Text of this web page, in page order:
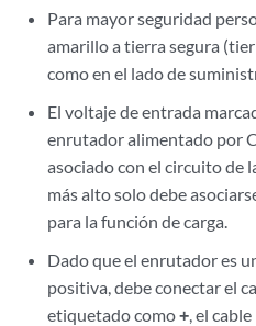
Para mayor seguridad
amarillo a tierra segura
como en el lado de
El voltaje de entrada
enrutador alimentado por
asociado con el circuito de
más alto solo debe
para la función de carga.
Dado que el enrutador es
positiva, debe conectar el
etiquetado como+, el